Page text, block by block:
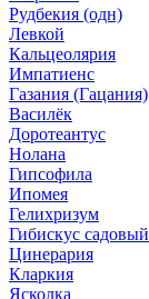
Рудбекия (одн)
Левкой
Кальцеолярия
Импатиенс
Газания (Гацания)
Василёк
Доротеантус
Нолана
Гипсофила
Ипомея
Гелихризум
Гибискус садовый
Цинерария
Кларкия
Ясколка